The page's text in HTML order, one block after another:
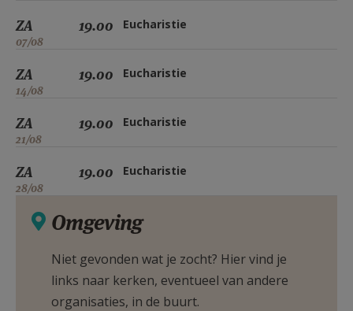
ZA
07/08
19.00 Eucharistie
ZA
14/08
19.00 Eucharistie
ZA
21/08
19.00 Eucharistie
ZA
28/08
19.00 Eucharistie
Omgeving
Niet gevonden wat je zocht? Hier vind je
links naar kerken, eventueel van andere
organisaties, in de buurt.